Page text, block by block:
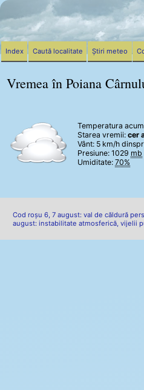
Vremea în Poiana
Temperatura
Starea vremii: cer
Vânt: 5 km/h
Presiune: 1029 mb
Umiditate: 70%
Cod roșu 6, 7 august: val de căldură
august: instabilitate atmosferică, vijelii
Index Caută localitate Știri meteo